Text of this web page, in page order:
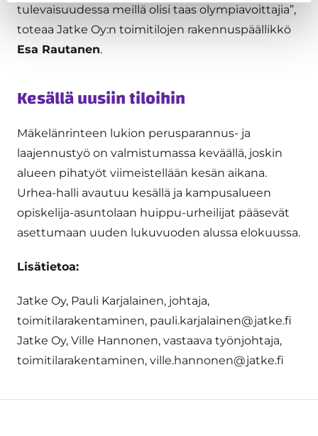
tulevaisuudessa meillä olisi taas olympiavoittajia”,
toteaa Jatke Oy:n toimitilojen rakennuspäällikkö
Esa Rautanen.
Kesällä uusiin tiloihin
Mäkelänrinteen lukion perusparannus- ja
laajennustyö on valmistumassa keväällä, joskin
alueen pihatyöt viimeistellään kesän aikana.
Urhea-halli avautuu kesällä ja kampusalueen
opiskelija-asuntolaan huippu-urheilijat pääsevät
asettumaan uuden lukuvuoden alussa elokuussa.
Lisätietoa:
Jatke Oy, Pauli Karjalainen, johtaja,
toimitilarakentaminen, pauli.karjalainen@jatke.fi
Jatke Oy, Ville Hannonen, vastaava työnjohtaja,
toimitilarakentaminen, ville.hannonen@jatke.fi